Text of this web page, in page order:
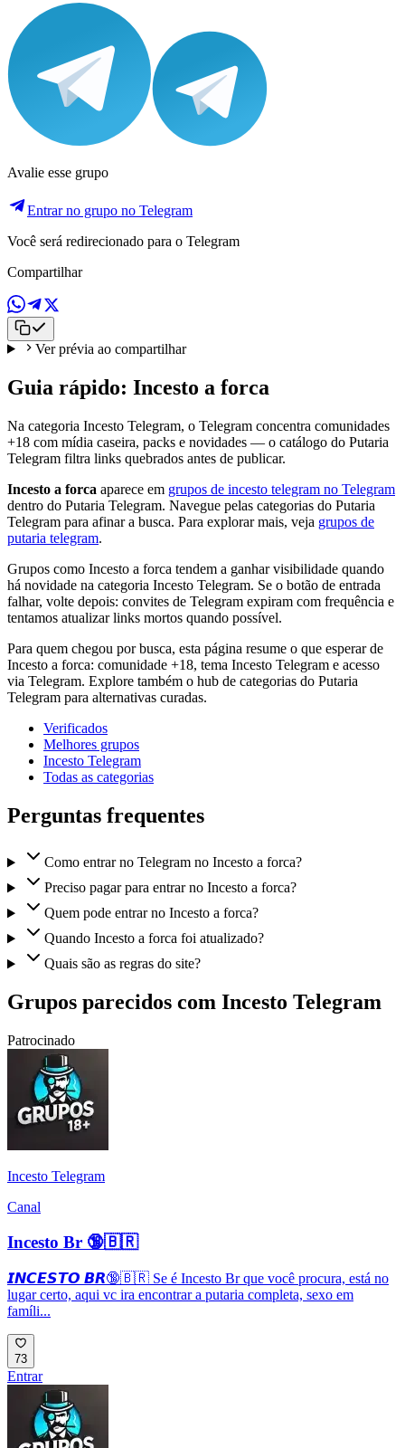
Avalie esse grupo
Entrar no grupo no Telegram
Você será redirecionado para o Telegram
Compartilhar
Ver prévia ao compartilhar
Guia rápido: Incesto a forca
Na categoria Incesto Telegram, o Telegram concentra comunidades
+18 com mídia caseira, packs e novidades — o catálogo do Putaria
Telegram filtra links quebrados antes de publicar.
Incesto a forca aparece em grupos de incesto telegram no Telegram
dentro do Putaria Telegram. Navegue pelas categorias do Putaria
Telegram para afinar a busca. Para explorar mais, veja grupos de
putaria telegram.
Grupos como Incesto a forca tendem a ganhar visibilidade quando
há novidade na categoria Incesto Telegram. Se o botão de entrada
falhar, volte depois: convites de Telegram expiram com frequência e
tentamos atualizar links mortos quando possível.
Para quem chegou por busca, esta página resume o que esperar de
Incesto a forca: comunidade +18, tema Incesto Telegram e acesso
via Telegram. Explore também o hub de categorias do Putaria
Telegram para alternativas curadas.
Verificados
Melhores grupos
Incesto Telegram
Todas as categorias
Perguntas frequentes
Como entrar no Telegram no Incesto a forca?
Preciso pagar para entrar no Incesto a forca?
Quem pode entrar no Incesto a forca?
Quando Incesto a forca foi atualizado?
Quais são as regras do site?
Grupos parecidos com Incesto Telegram
Patrocinado
Incesto Telegram
Canal
Incesto Br 🔞🇧🇷
𝙄𝙉𝘾𝙀𝙎𝙏𝙊 𝘽𝙍🔞🇧🇷 Se é Incesto Br que você procura, está no
lugar certo, aqui vc ira encontrar a putaria completa, sexo em
famíli...
73
Entrar